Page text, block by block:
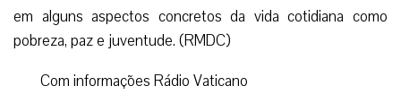
FacebookTwitterWhatsApp
Email